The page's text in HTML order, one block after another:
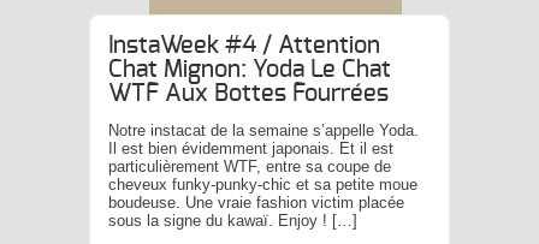
InstaWeek #4 / Attention
Chat Mignon: Yoda Le Chat
WTF Aux Bottes Fourrées
Notre instacat de la semaine s’appelle Yoda.
Il est bien évidemment japonais. Et il est
particulièrement WTF, entre sa coupe de
cheveux funky-punky-chic et sa petite moue
boudeuse. Une vraie fashion victim placée
sous la signe du kawaï. Enjoy ! […]